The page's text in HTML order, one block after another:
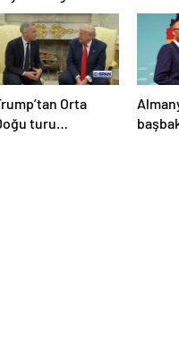
Orta
turu